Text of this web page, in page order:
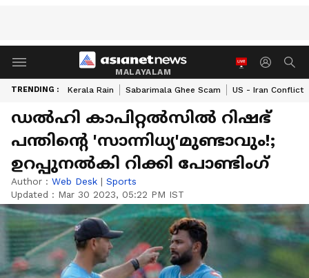
MALAYALAM
TRENDING : Kerala Rain Sabarimala Ghee Scam US - Iran Conflict
ഡല്‍ഹി കാപിറ്റല്‍സില്‍ റിഷഭ്
പന്തിന്‍റെ 'സാന്നിധ്യ'മുണ്ടാവും!;
ഉറപ്പുനല്‍കി റിക്കി പോണ്ടിംഗ്
Author : Web Desk | Sports
Updated : Mar 30 2023, 05:22 PM IST